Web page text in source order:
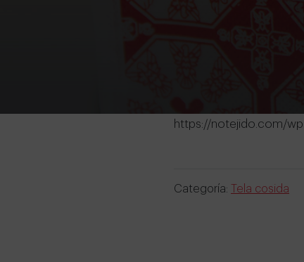
https://notejido.com/
Categoría: Tela cosida